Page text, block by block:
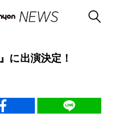
に出演決定！